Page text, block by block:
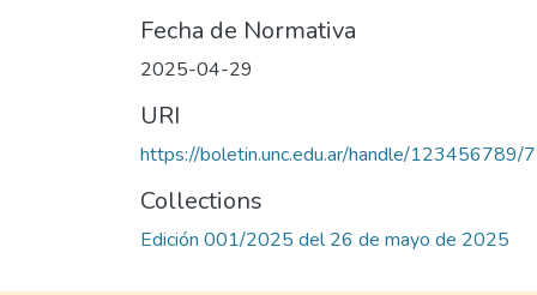
Fecha de Normativa
2025-04-29
URI
https://boletin.unc.edu.ar/handle/123456789/
Collections
Edición 001/2025 del 26 de mayo de 2025